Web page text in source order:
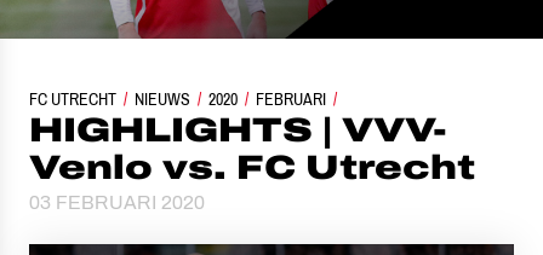
FC UTRECHT NIEUWS 2020 FEBRUARI
HIGHLIGHTS | VVV-VENLO VS. FC UTRECHT
HIGHLIGHTS | VVV-
Venlo vs. FC Utrecht
03 FEBRUARI 2020